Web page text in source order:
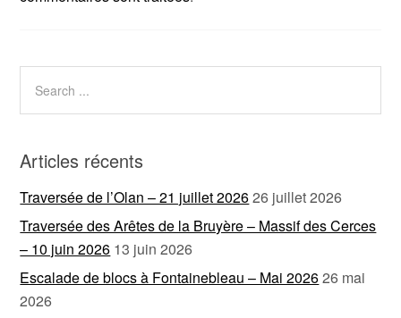
Articles récents
Traversée de l’Olan – 21 juillet 202626 juillet 2026
Traversée des Arêtes de la Bruyère – Massif des Cerces
– 10 juin 2026 13 juin 2026
Escalade de blocs à Fontainebleau – Mai 202626 mai
2026